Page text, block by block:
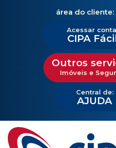
área do cliente:
Acessar
CIPA
Outros
Imóveis e
Central de:
AJUDA